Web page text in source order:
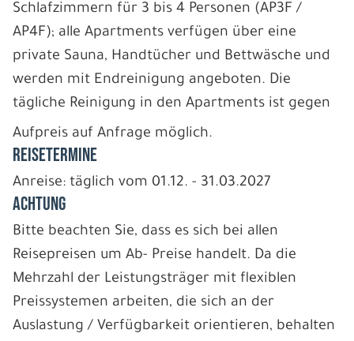
Schlafzimmern für 3 bis 4 Personen (AP3F /
AP4F); alle Apartments verfügen über eine
private Sauna, Handtücher und Bettwäsche und
werden mit Endreinigung angeboten. Die
tägliche Reinigung in den Apartments ist gegen
Aufpreis auf Anfrage möglich.
REISETERMINE
Anreise: täglich vom 01.12. - 31.03.2027
ACHTUNG
Bitte beachten Sie, dass es sich bei allen
Reisepreisen um Ab- Preise handelt. Da die
Mehrzahl der Leistungsträger mit flexiblen
Preissystemen arbeiten, die sich an der
Auslastung / Verfügbarkeit orientieren, behalten